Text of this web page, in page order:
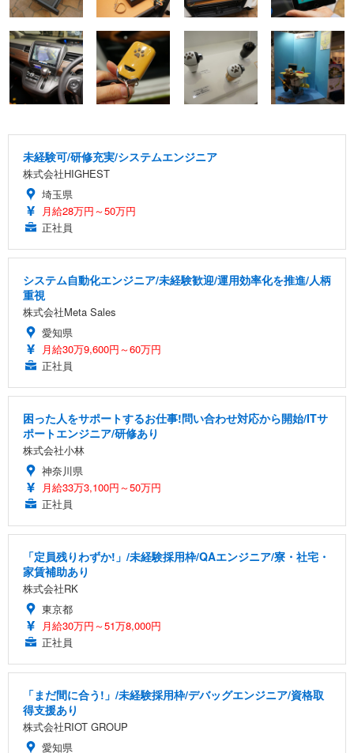
未経験可/研修充実/システムエンジニア
株式会社HIGHEST
埼玉県
月給28万円～50万円
正社員
システム自動化エンジニア/未経験歓迎/運用効率化を推進/人柄
重視
株式会社Meta Sales
愛知県
月給30万9,600円～60万円
正社員
困った人をサポートするお仕事!問い合わせ対応から開始/ITサ
ポートエンジニア/研修あり
株式会社小林
神奈川県
月給33万3,100円～50万円
正社員
「定員残りわずか!」/未経験採用枠/QAエンジニア/寮・社宅・
家賃補助あり
株式会社RK
東京都
月給30万円～51万8,000円
正社員
「まだ間に合う!」/未経験採用枠/デバッグエンジニア/資格取
得支援あり
株式会社RIOT GROUP
愛知県